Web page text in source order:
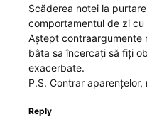
Scăderea notei la
comportamentul de zi
Aștept contraargumente
bâta sa încercați să fiți
exacerbate.
P.S. Contrar
Reply